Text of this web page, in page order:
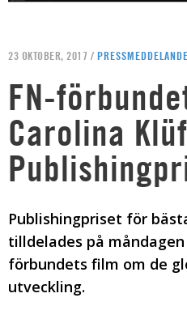
23 OKTOBER, 2017 /
FN-
Carolina
Publishingpriset för
tilldelades på måndagen
förbundets film om de
utveckling.